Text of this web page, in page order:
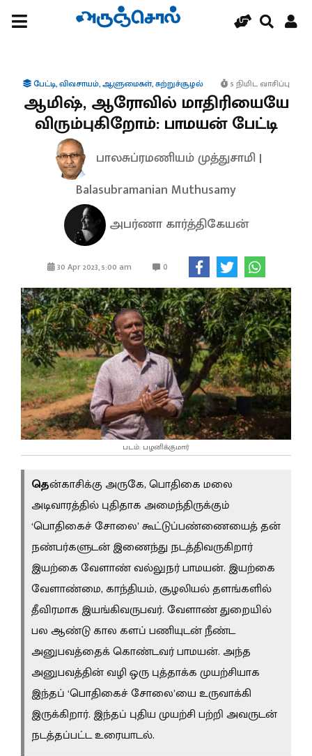
பேட்டி,விவசாயம்,ஆளுமைகள்,சுற்றுச்சூழல் 5 நிமிட வாசிப்பு
ஆமிஷ், ஆரோவில் மாதிரியையே
விரும்புகிறோம்: பாமயன் பேட்டி
பாலசுப்ரமணியம் முத்துசாமி |
Balasubramanian Muthusamy
அபர்ணா கார்த்திகேயன்
30 Apr 2023, 5:00 am 0
படம்: பழனிக்குமார்
தென்காசிக்கு அருகே, பொதிகை மலை
அடிவாரத்தில் புதிதாக அமைந்திருக்கும்
‘பொதிகைச் சோலை’ கூட்டுப்பண்ணையைத் தன்
நண்பர்களுடன் இணைந்து நடத்திவருகிறார்
இயற்கை வேளாண் வல்லுநர் பாமயன். இயற்கை
வேளாண்மை, காந்தியம், சூழலியல் தளங்களில்
தீவிரமாக இயங்கிவருபவர். வேளாண் துறையில்
பல ஆண்டு கால களப் பணியுடன் நீண்ட
அனுபவத்தைக் கொண்டவர் பாமயன். அந்த
அனுபவத்தின் வழி ஒரு புத்தாக்க முயற்சியாக
இந்தப் ‘பொதிகைச் சோலை’யை உருவாக்கி
இருக்கிறார். இந்தப் புதிய முயற்சி பற்றி அவருடன்
நடத்தப்பட்ட உரையாடல்.